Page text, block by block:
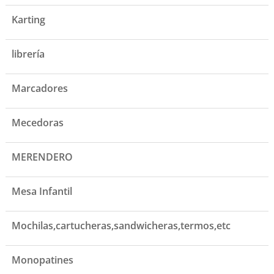
Karting
librería
Marcadores
Mecedoras
MERENDERO
Mesa Infantil
Mochilas,cartucheras,sandwicheras,termos,etc
Monopatines